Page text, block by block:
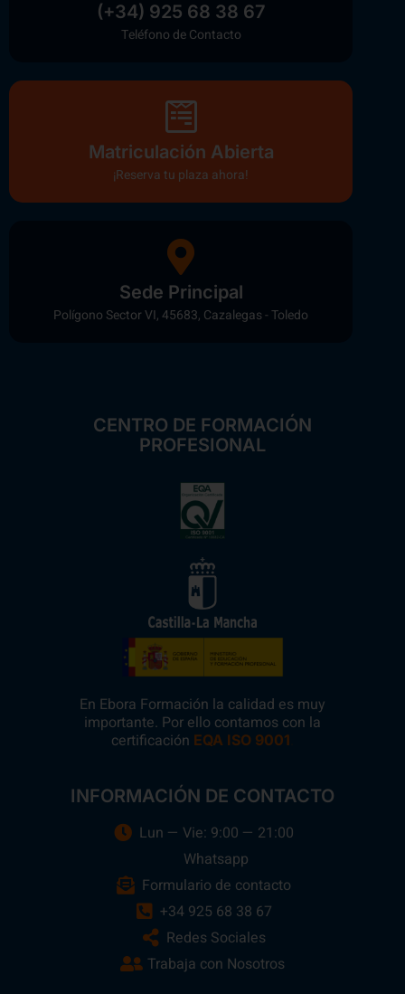
(+34) 925 68 38 67
Teléfono de Contacto
Matriculación Abierta
¡Reserva tu plaza ahora!
Sede Principal
Polígono Sector VI, 45683, Cazalegas - Toledo
CENTRO DE FORMACIÓN
PROFESIONAL
En Ebora Formación la calidad es muy
importante. Por ello contamos con la
certificación EQA ISO 9001
INFORMACIÓN DE CONTACTO
Lun — Vie: 9:00 — 21:00
Whatsapp
Formulario de contacto
+34 925 68 38 67
Redes Sociales
Trabaja con Nosotros